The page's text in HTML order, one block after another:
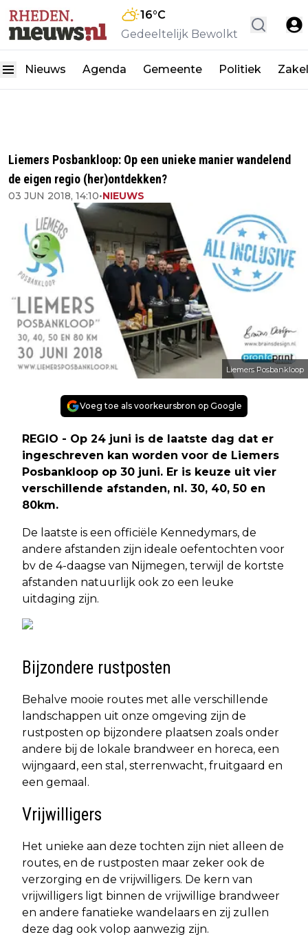
16°C
Gedeeltelijk Bewolkt
Nieuws Agenda Gemeente Politiek
Liemers Posbankloop: Op een unieke manier wandelend
de eigen regio (her)ontdekken?
03 JUN 2018, 14:10•NIEUWS
Liemers Posbankloop
Voeg toe als voorkeursbron op Google
REGIO - Op 24 juni is de laatste dag dat er
ingeschreven kan worden voor de Liemers
Posbankloop op 30 juni. Er is keuze uit vier
verschillende afstanden, nl. 30, 40, 50 en
80km.
De laatste is een officiële Kennedymars, de
andere afstanden zijn ideale oefentochten voor
bv de 4-daagse van Nijmegen, terwijl de kortste
afstanden natuurlijk ook zo een leuke
uitdaging zijn.
Bijzondere rustposten
Behalve mooie routes met alle verschillende
landschappen uit onze omgeving zijn de
rustposten op bijzondere plaatsen zoals onder
andere bij de lokale brandweer en horeca, een
wijngaard, een stal, sterrenwacht, fruitgaard en
een gemaal.
Vrijwilligers
Het unieke aan deze tochten zijn niet alleen de
routes, en de rustposten maar zeker ook de
verzorging en de vrijwilligers. De kern van
vrijwilligers ligt binnen de vrijwillige brandweer
en andere fanatieke wandelaars en zij zullen
deze dag ook volop aanwezig zijn.